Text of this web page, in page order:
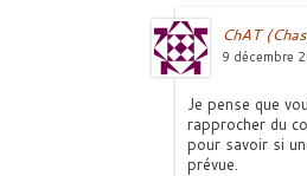
ChAT
9 décembre
Je pense que
rapprocher du
pour savoir si
prévue.